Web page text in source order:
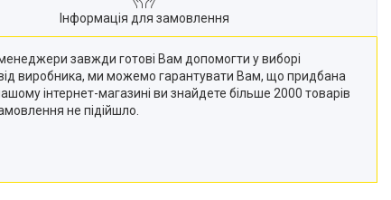
Інформація для замовлення
завжди готові Вам допомогти у виборі
виробника, ми можемо гарантувати Вам, що придбана
інтернет-магазині ви знайдете більше 2000 товарів
не підійшло.